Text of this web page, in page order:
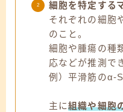
細胞を特定する
それぞれの細胞
のこと。
細胞や腫瘍の種
応などが推測で
例）平滑筋のα-
主に組織や細胞